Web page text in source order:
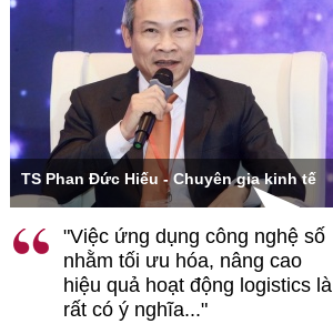
TS Phan Đức Hiếu - Chuyên gia kinh tế
"Việc ứng dụng công nghệ số
nhằm tối ưu hóa, nâng cao
hiệu quả hoạt động logistics là
rất có ý nghĩa..."